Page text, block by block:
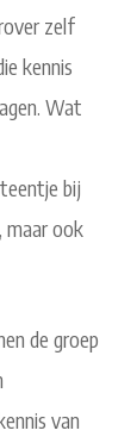
zelf
kennis
Wat
bij
maar ook
de groep
van